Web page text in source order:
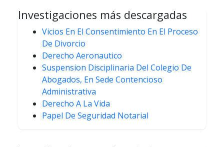
Investigaciones más descargadas
Vicios En El Consentimiento En El Proceso
De Divorcio
Derecho Aeronautico
Suspension Disciplinaria Del Colegio De
Abogados, En Sede Contencioso
Administrativa
Derecho A La Vida
Papel De Seguridad Notarial